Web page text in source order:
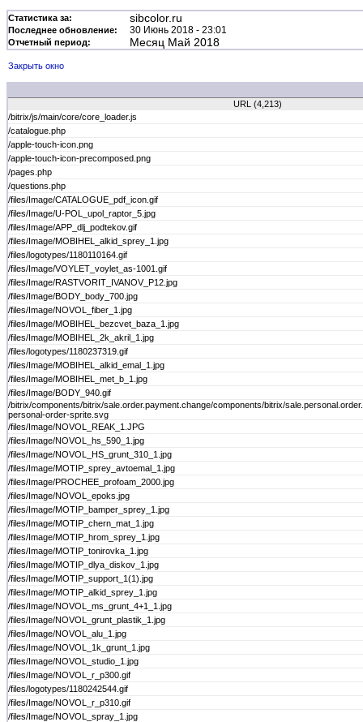
Статистика за: sibcolor.ru
Последнее обновление: 30 Июнь 2018 - 23:01
Отчетный период: Месяц Май 2018
Закрыть окно
URL (4,213)
/bitrix/js/main/core/core_loader.js
/catalogue.php
/apple-touch-icon.png
/apple-touch-icon-precomposed.png
/pages.php
/questions.php
/files/Image/CATALOGUE_pdf_icon.gif
/files/Image/U-POL_upol_raptor_5.jpg
/files/Image/APP_dlj_podtekov.gif
/files/Image/MOBIHEL_alkid_sprey_1.jpg
/files/logotypes/1180110164.gif
/files/Image/VOYLET_voylet_as-1001.gif
/files/Image/RASTVORIT_IVANOV_P12.jpg
/files/Image/BODY_body_700.jpg
/files/Image/NOVOL_fiber_1.jpg
/files/Image/MOBIHEL_bezcvet_baza_1.jpg
/files/Image/MOBIHEL_2k_akril_1.jpg
/files/logotypes/1180237319.gif
/files/Image/MOBIHEL_alkid_emal_1.jpg
/files/Image/MOBIHEL_met_b_1.jpg
/files/Image/BODY_940.gif
/bitrix/components/bitrix/sale.order.payment.change/components/bitrix/
personal-order-sprite.svg
/files/Image/NOVOL_REAK_1.JPG
/files/Image/NOVOL_hs_590_1.jpg
/files/Image/NOVOL_HS_grunt_310_1.jpg
/files/Image/MOTIP_sprey_avtoemal_1.jpg
/files/Image/PROCHEE_profoam_2000.jpg
/files/Image/NOVOL_epoks.jpg
/files/Image/MOTIP_bamper_sprey_1.jpg
/files/Image/MOTIP_chern_mat_1.jpg
/files/Image/MOTIP_hrom_sprey_1.jpg
/files/Image/MOTIP_tonirovka_1.jpg
/files/Image/MOTIP_dlya_diskov_1.jpg
/files/Image/MOTIP_support_1(1).jpg
/files/Image/MOTIP_alkid_sprey_1.jpg
/files/Image/NOVOL_ms_grunt_4+1_1.jpg
/files/Image/NOVOL_grunt_plastik_1.jpg
/files/Image/NOVOL_alu_1.jpg
/files/Image/NOVOL_1k_grunt_1.jpg
/files/Image/NOVOL_studio_1.jpg
/files/Image/NOVOL_r_p300.gif
/files/logotypes/1180242544.gif
/files/Image/NOVOL_r_p310.gif
/files/Image/NOVOL_spray_1.jpg